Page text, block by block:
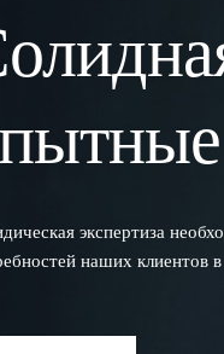
экспертиза
наших клиентов